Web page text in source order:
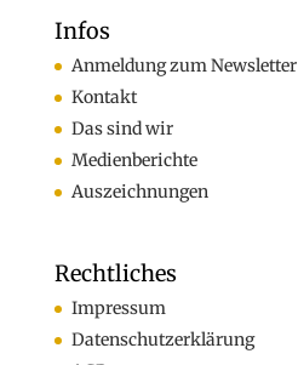
Infos
Anmeldung zum Newsletter
Kontakt
Das sind wir
Medienberichte
Auszeichnungen
Rechtliches
Impressum
Datenschutzerklärung